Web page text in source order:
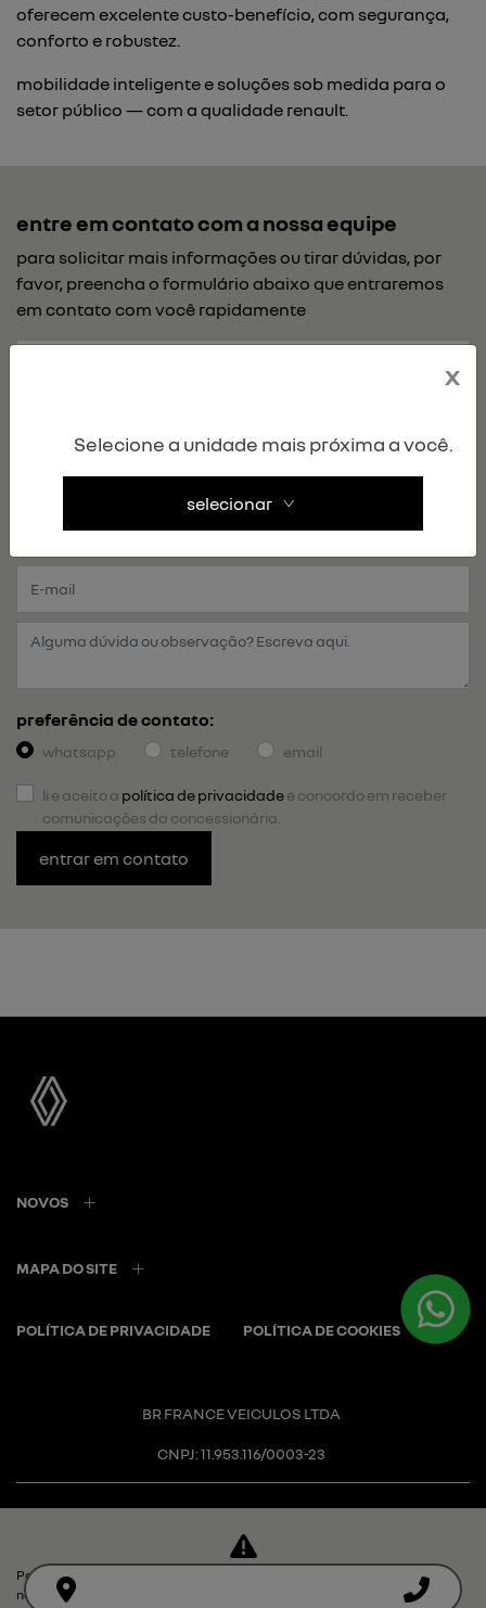
oferecem excelente custo-benefício, com segurança,
conforto e robustez.
mobilidade inteligente e soluções sob medida para o
setor público — com a qualidade renault.
entre em contato com a nossa equipe
para solicitar mais informações ou tirar dúvidas, por
favor, preencha o formulário abaixo que entraremos
em contato com você rapidamente
preferência de contato:
whatsapp telefone email
li e aceito a política de privacidadee concordo em receber
comunicações da concessionária.
entrar em contato
NOVOS
MAPA DO SITE
POLÍTICA DE PRIVACIDADE POLÍTICA DE COOKIES
BR FRANCE VEICULOS LTDA
CNPJ: 11.953.116/0003-23
Desacelere. Seu bem maior é a
x
Selecione a unidade mais próxima a você.
selecionar
Para otimizar sua experiência durante a navegação, fazemos uso de
nossa política de cookies e para proteger seus dados pessoais